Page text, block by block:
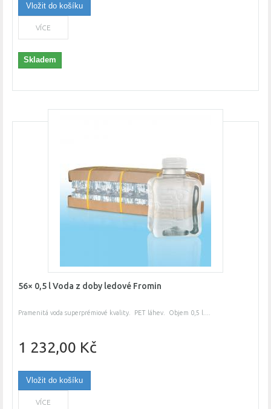
Vložit do košíku
VÍCE
Skladem
56× 0,5 l Voda z doby ledové Fromin
Pramenitá voda superprémiové kvality. PET láhev. Objem 0,5 l....
1 232,00 Kč
Vložit do košíku
VÍCE